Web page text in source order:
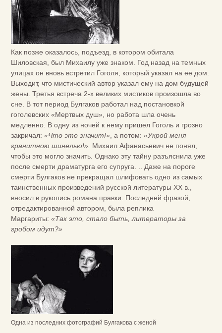
Как позже оказалось, подъезд, в котором обитала
Шиловская, был Михаилу уже знаком. Год назад на темных
улицах он вновь встретил Гоголя, который указал на ее дом.
Выходит, что мистический автор указал ему на дом будущей
жены. Третья встреча 2-х великих мистиков произошла во
сне. В тот период Булгаков работал над постановкой
гоголевских «Мертвых душ», но работа шла очень
медленно. В одну из ночей к нему пришел Гоголь и грозно
закричал: «Что это значит!» , а потом: «Укрой меня
гранитною шинелью!».
Михаил Афанасьевич не понял,
чтобы это могло значить. Однако эту тайну разъяснила уже
после смерти драматурга его супруга. .. Даже на пороге
смерти Булгаков не прекращал шлифовать одно из самых
таинственных произведений русской литературы XX в.,
вносил в рукопись романа правки. Последней фразой,
отредактированной автором, была реплика
Маргариты: «Так это, стало быть, литераторы за
гробом идут?»
Одна из последних фотографий Булгакова с женой